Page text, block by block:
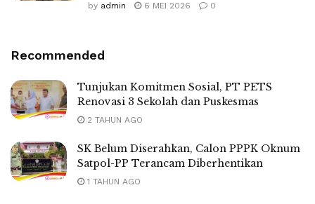
by admin 6 MEI 2026 0
Recommended
Tunjukan Komitmen Sosial, PT PETS
Renovasi 3 Sekolah dan Puskesmas
2 TAHUN AGO
SK Belum Diserahkan, Calon PPPK Oknum
Satpol-PP Terancam Diberhentikan
1 TAHUN AGO